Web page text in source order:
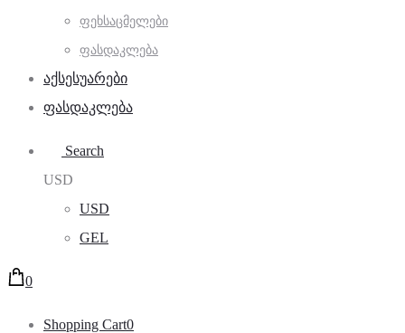
ᲤᲔᲮᲡᲐᲪᲛᲔᲚᲔᲑᲘ
ᲤᲐᲡᲓᲐᲙᲚᲔᲑᲐ
ᲐᲥᲡᲔᲡᲣᲐᲠᲔᲑᲘ
ᲤᲐᲡᲓᲐᲙᲚᲔᲑᲐ
Search
USD
USD
GEL
0
Shopping Cart0